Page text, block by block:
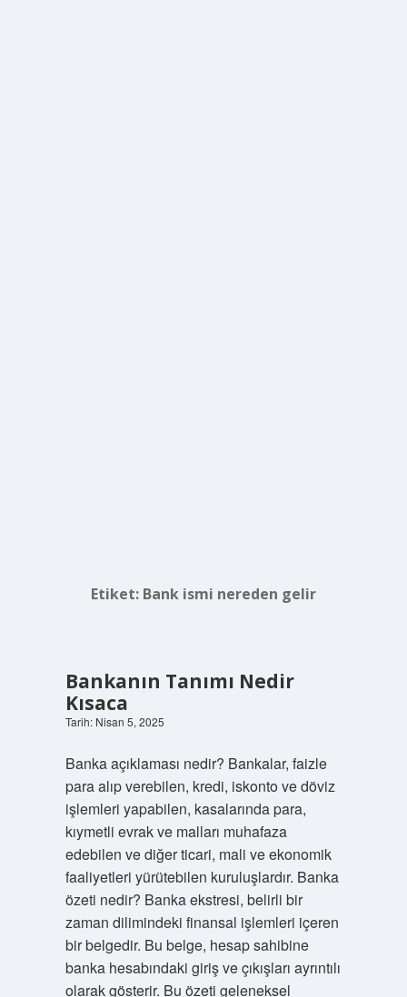
Etiket: Bank ismi nereden gelir
Bankanın Tanımı Nedir
Kısaca
Tarih: Nisan 5, 2025
Banka açıklaması nedir? Bankalar, faizle
para alıp verebilen, kredi, iskonto ve döviz
işlemleri yapabilen, kasalarında para,
kıymetli evrak ve malları muhafaza
edebilen ve diğer ticari, mali ve ekonomik
faaliyetleri yürütebilen kuruluşlardır. Banka
özeti nedir? Banka ekstresi, belirli bir
zaman dilimindeki finansal işlemleri içeren
bir belgedir. Bu belge, hesap sahibine
banka hesabındaki giriş ve çıkışları ayrıntılı
olarak gösterir. Bu özeti geleneksel